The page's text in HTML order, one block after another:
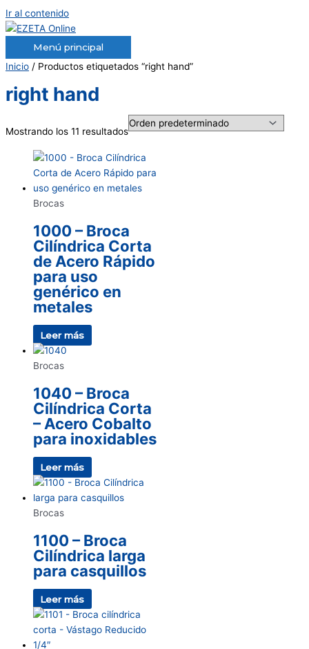
Ir al contenido
Menú principal
Inicio / Productos etiquetados “right hand”
right hand
Mostrando los 11 resultados
Brocas
1000 – Broca
Cilíndrica Corta
de Acero Rápido
para uso
genérico en
metales
Leer más
Brocas
1040 – Broca
Cilíndrica Corta
– Acero Cobalto
para inoxidables
Leer más
Brocas
1100 – Broca
Cilíndrica larga
para casquillos
Leer más